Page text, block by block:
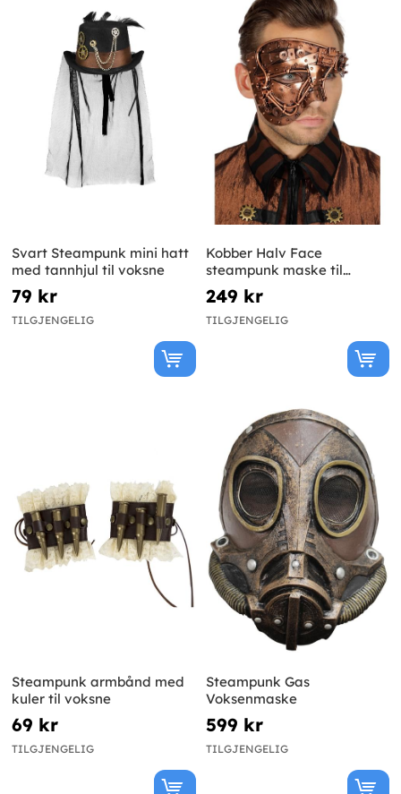
Svart Steampunk mini hatt
med tannhjul til voksne
79 kr
TILGJENGELIG
Kobber Halv Face
steampunk maske til
voksne
249 kr
TILGJENGELIG
Steampunk armbånd med
kuler til voksne
69 kr
TILGJENGELIG
Steampunk Gas
Voksenmaske
599 kr
TILGJENGELIG